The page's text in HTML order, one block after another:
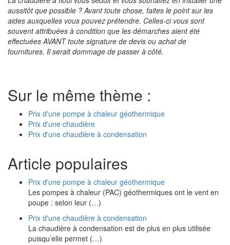
aussitôt que possible ? Avant toute chose, faites le point sur les
aides auxquelles vous pouvez prétendre. Celles-ci vous sont
souvent attribuées à condition que les démarches aient été
effectuées AVANT toute signature de devis ou achat de
fournitures. Il serait dommage de passer à côté.
Sur le même thème :
Prix d'une pompe à chaleur géothermique
Prix d'une chaudière
Prix d'une chaudière à condensation
Article populaires
Prix d'une pompe à chaleur géothermique
Les pompes à chaleur (PAC) géothermiques ont le vent en
poupe : selon leur (…)
Prix d'une chaudière à condensation
La chaudière à condensation est de plus en plus utilisée
puisqu’elle permet (…)